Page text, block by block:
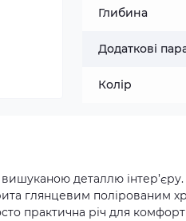
Глибина
Додаткові
Колір
деталлю інтер’єру.
глянцевим полірованим
практична річ для